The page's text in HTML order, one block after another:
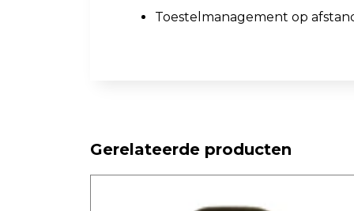
Toestelmanagement op
Gerelateerde producten